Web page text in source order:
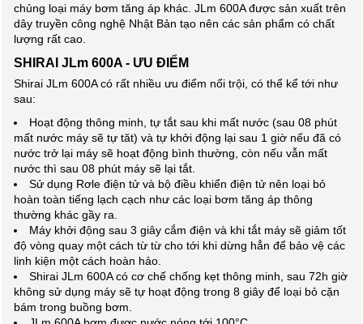
chủng loại máy bơm tăng áp khác. JLm 600A được sản xuất trên
dây truyền công nghệ Nhật Bản tạo nên các sản phẩm có chất
lượng rất cao.
SHIRAI JLm 600A - ƯU ĐIỂM
Shirai JLm 600A có rất nhiều ưu điểm nổi trội, có thể kể tới như
sau:
Hoạt động thông minh, tự tắt sau khi mất nước (sau 08 phút
mất nước máy sẽ tự tăt) và tự khởi động lại sau 1 giờ nếu đã có
nước trở lại máy sẽ hoạt động bình thường, còn nếu vẫn mất
nước thì sau 08 phút máy sẽ lại tắt.
Sử dụng Rơle điện tử và bộ điều khiển điện tử nên loại bỏ
hoàn toàn tiếng lạch cạch như các loại bơm tăng áp thông
thường khác gầy ra.
Máy khởi động sau 3 giây cắm điện và khi tắt máy sẽ giảm tốt
độ vòng quay một cách từ từ cho tới khi dừng hẳn để bảo vệ các
linh kiện một cách hoàn hảo.
Shirai JLm 600A có cơ chế chống kẹt thông minh, sau 72h giờ
không sử dụng máy sẽ tự hoạt động trong 8 giây để loại bỏ cặn
bám trong buồng bơm.